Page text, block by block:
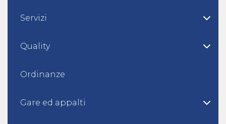
Servizi
Quality
Ordinanze
Gare ed appalti